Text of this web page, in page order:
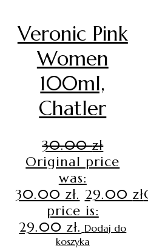
Veronic Pink
Women
100ml,
Chatler
30.00zł
Original price
was:
30.00 zł. 29.00 zł
price is:
29.00 zł. Dodaj do
koszyka